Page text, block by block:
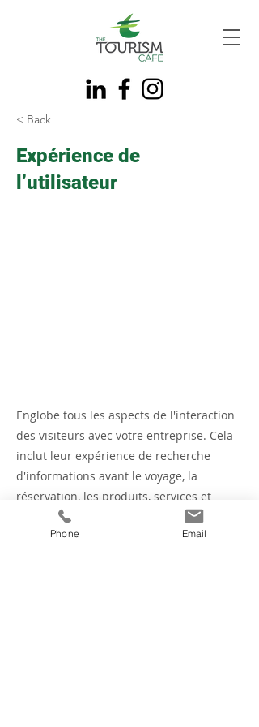
< Back
Expérience de
l’utilisateur
Englobe tous les aspects de l'interaction
des visiteurs avec votre entreprise. Cela
inclut leur expérience de recherche
d'informations avant le voyage, la
réservation, les produits, services et
expériences de sélection, ainsi que leurs
interactions en ligne et en face-à-face sur
Phone Email